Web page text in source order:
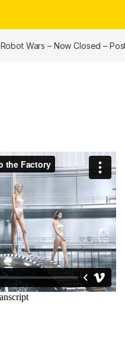
Robot Wars – Now Closed –